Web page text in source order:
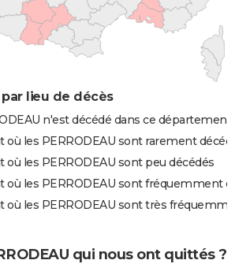
par lieu de décès
n'est décédé dans ce département
les PERRODEAU sont rarement
les PERRODEAU sont peu décédés
où les PERRODEAU sont fréquemment
où les PERRODEAU sont très
qui nous ont quittés ?